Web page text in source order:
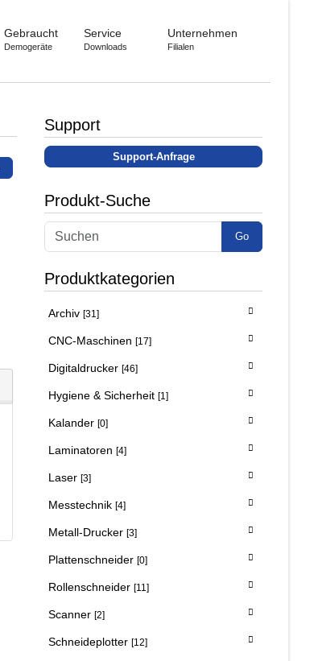
Gebraucht
Demogeräte
Service
Downloads
Unternehmen
Filialen
Support
Support-Anfrage
Produkt-Suche
Go
Produktkategorien
Archiv [31]
CNC-Maschinen [17]
Digitaldrucker [46]
Hygiene & Sicherheit [1]
Kalander [0]
Laminatoren [4]
Laser [3]
Messtechnik [4]
Metall-Drucker [3]
Plattenschneider [0]
Rollenschneider [11]
Scanner [2]
Schneideplotter [12]